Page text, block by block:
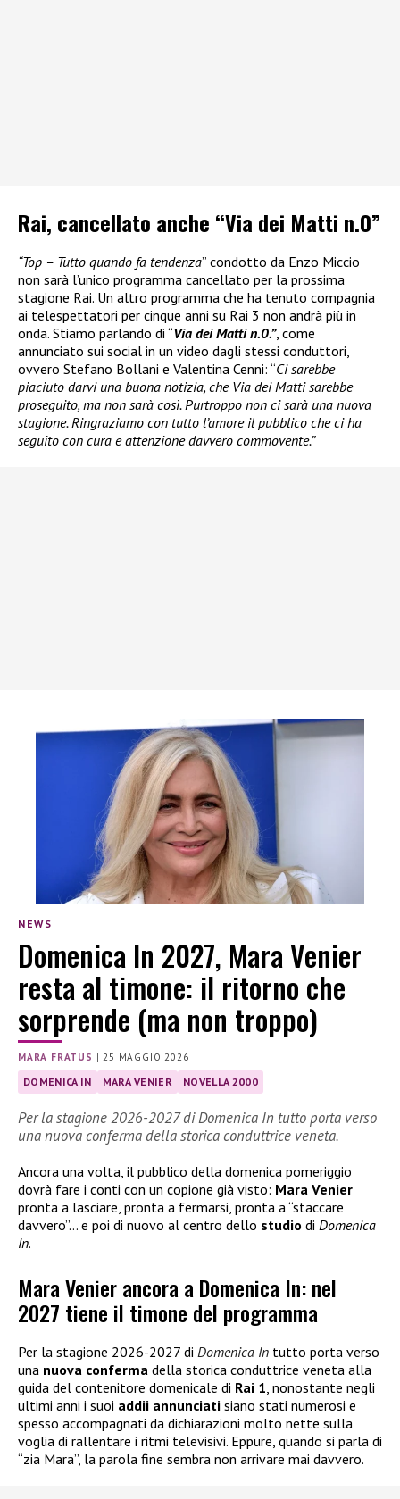
Rai, cancellato anche “Via dei Matti n.0”
“Top – Tutto quando fa tendenza” condotto da Enzo Miccio
non sarà l’unico programma cancellato per la prossima
stagione Rai. Un altro programma che ha tenuto compagnia
ai telespettatori per cinque anni su Rai 3 non andrà più in
onda. Stiamo parlando di “Via dei Matti n.0.”, come
annunciato sui social in un video dagli stessi conduttori,
ovvero Stefano Bollani e Valentina Cenni: “Ci sarebbe
piaciuto darvi una buona notizia, che Via dei Matti sarebbe
proseguito, ma non sarà così. Purtroppo non ci sarà una nuova
stagione. Ringraziamo con tutto l’amore il pubblico che ci ha
seguito con cura e attenzione davvero commovente.”
NEWS
Domenica In 2027, Mara Venier
resta al timone: il ritorno che
sorprende (ma non troppo)
MARA FRATUS |25 MAGGIO 2026
DOMENICA IN MARA VENIER NOVELLA 2000
Per la stagione 2026-2027 di Domenica In tutto porta verso
una nuova conferma della storica conduttrice veneta.
Ancora una volta, il pubblico della domenica pomeriggio
dovrà fare i conti con un copione già visto: Mara Venier
pronta a lasciare, pronta a fermarsi, pronta a “staccare
davvero”… e poi di nuovo al centro dello studio di Domenica
In.
Mara Venier ancora a Domenica In: nel
2027 tiene il timone del programma
Per la stagione 2026-2027 di Domenica In tutto porta verso
una nuova conferma della storica conduttrice veneta alla
guida del contenitore domenicale di Rai 1, nonostante negli
ultimi anni i suoi addii annunciati siano stati numerosi e
spesso accompagnati da dichiarazioni molto nette sulla
voglia di rallentare i ritmi televisivi. Eppure, quando si parla di
“zia Mara”, la parola fine sembra non arrivare mai davvero.